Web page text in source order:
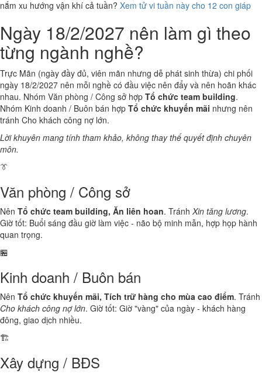
nắm xu hướng vận khí cả tuần? Xem tử vi tuần này cho 12 con giáp
Ngày 18/2/2027 nên làm gì theo
từng ngành nghề?
Trực Mãn (ngày đầy đủ, viên mãn nhưng dễ phát sinh thừa) chi phối
ngày 18/2/2027 nên mỗi nghề có đầu việc nên đẩy và nên hoãn khác
nhau. Nhóm Văn phòng / Công sở hợp Tổ chức team building.
Nhóm Kinh doanh / Buôn bán hợp Tổ chức khuyến mãi nhưng nên
tránh Cho khách công nợ lớn.
Lời khuyên mang tính tham khảo, không thay thế quyết định chuyên
môn.
👔
Văn phòng / Công sở
Nên Tổ chức team building, Ăn liên hoan. Tránh Xin tăng lương.
Giờ tốt: Buổi sáng đầu giờ làm việc - não bộ minh mẫn, hợp họp hành
quan trọng.
🏪
Kinh doanh / Buôn bán
Nên Tổ chức khuyến mãi, Tích trữ hàng cho mùa cao điểm. Tránh
Cho khách công nợ lớn. Giờ tốt: Giờ "vàng" của ngày - khách hàng
đông, giao dịch nhiều.
🏗️
Xây dựng / BĐS